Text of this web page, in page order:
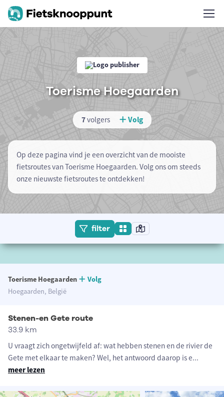
Toerisme Hoegaarden
7volgers Volg
Op deze pagina vind je een overzicht van de mooiste
fietsroutes van Toerisme Hoegaarden. Volg ons om steeds
onze nieuwste fietsroutes te ontdekken!
filter
Toerisme Hoegaarden
Volg
Hoegaarden, België
Stenen-en Gete route
33.9 km
U vraagt zich ongetwijfeld af: wat hebben stenen en de rivier de
Gete met elkaar te maken? Wel, het antwoord daarop is e...
meer lezen